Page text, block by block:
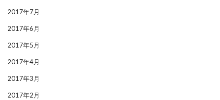
2017年7月
2017年6月
2017年5月
2017年4月
2017年3月
2017年2月